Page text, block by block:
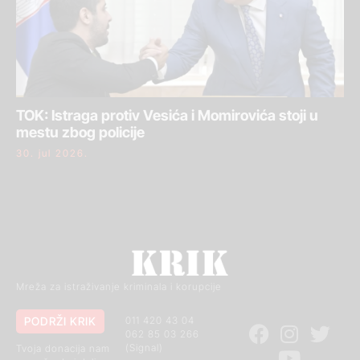
TOK: Istraga protiv Vesića i Momirovića stoji u
mestu zbog policije
30. jul 2026.
Mreža za istraživanje kriminala i korupcije
011 420 43 04
PODRŽI KRIK